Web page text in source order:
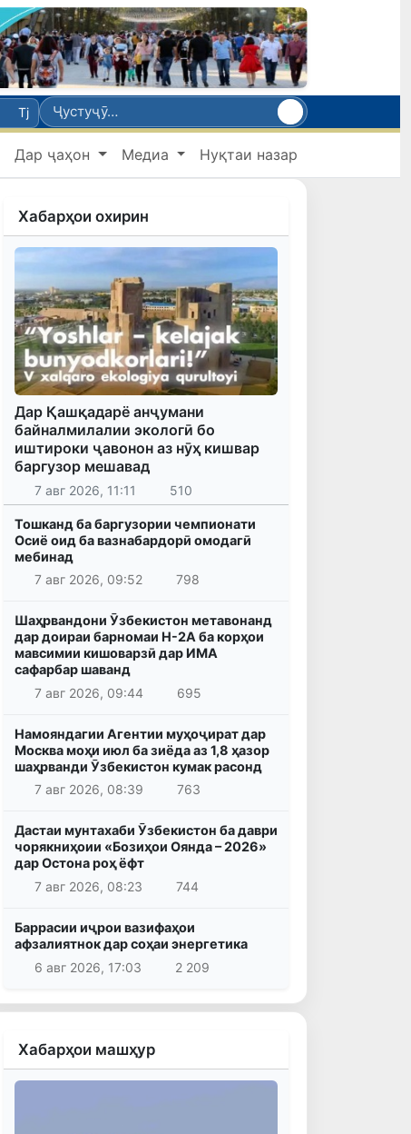
Tj
Дар ҷаҳон Медиа Нуқтаи назар
Хабарҳои охирин
Дар Қашқадарё анҷумани
байналмилалии экологӣ бо
иштироки ҷавонон аз нӯҳ кишвар
баргузор мешавад
7 авг 2026, 11:11 510
Тошканд ба баргузории чемпионати
Осиё оид ба вазнабардорӣ омодагӣ
мебинад
7 авг 2026, 09:52
798
Шаҳрвандони Ӯзбекистон метавонанд
дар доираи барномаи H-2A ба корҳои
мавсимии кишоварзӣ дар ИМА
сафарбар шаванд
7 авг 2026, 09:44
695
Намояндагии Агентии муҳоҷират дар
Москва моҳи июл ба зиёда аз 1,8 ҳазор
шаҳрванди Ӯзбекистон кумак расонд
7 авг 2026, 08:39
763
Дастаи мунтахаби Ӯзбекистон ба даври
чорякниҳоии «Бозиҳои Оянда – 2026»
дар Остона роҳ ёфт
7 авг 2026, 08:23
744
Баррасии иҷрои вазифаҳои
афзалиятнок дар соҳаи энергетика
6 авг 2026, 17:03
2 209
Хабарҳои машҳур